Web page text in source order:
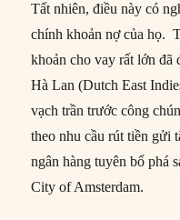
Tất nhiên, điều này có
chính khoản nợ của họ.
khoản cho vay rất lớn
Hà Lan (Dutch East
vạch trần trước công
theo nhu cầu rút tiền gửi
ngân hàng tuyên bố phá
City of Amsterdam.